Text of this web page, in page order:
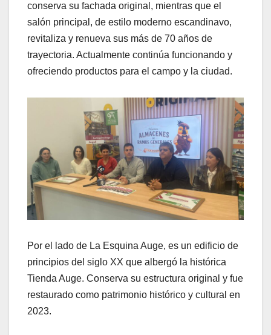
conserva su fachada original, mientras que el
salón principal, de estilo moderno escandinavo,
revitaliza y renueva sus más de 70 años de
trayectoria. Actualmente continúa funcionando y
ofreciendo productos para el campo y la ciudad.
Por el lado de La Esquina Auge, es un edificio de
principios del siglo XX que albergó la histórica
Tienda Auge. Conserva su estructura original y fue
restaurado como patrimonio histórico y cultural en
2023.